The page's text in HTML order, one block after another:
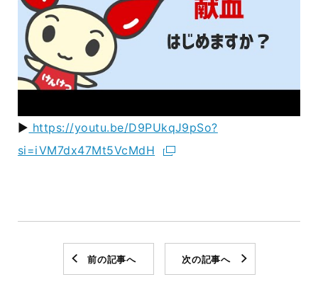
▶ https://youtu.be/D9PUkqJ9pSo?
si=iVM7dx47Mt5VcMdH
前の記事へ 次の記事へ